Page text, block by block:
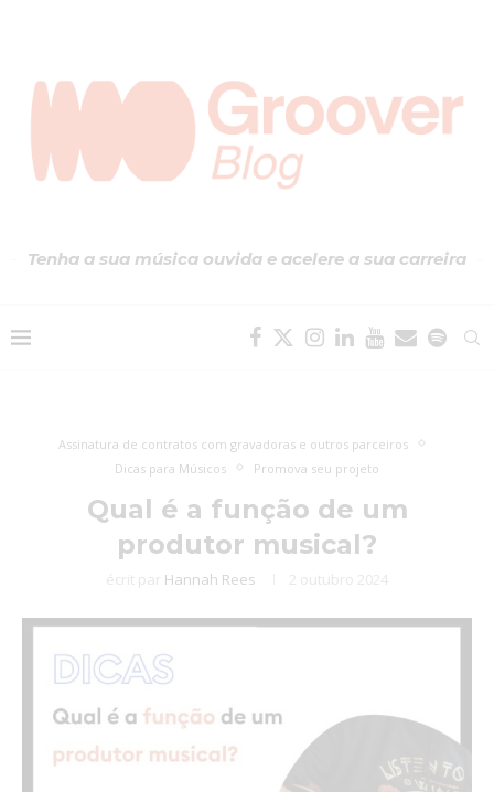
Tenha a sua música ouvida e acelere a sua carreira
Assinatura de contratos com gravadoras e outros parceiros
Dicas para Músicos
Promova seu projeto
Qual é a função de um
produtor musical?
écrit par Hannah Rees 2 outubro 2024